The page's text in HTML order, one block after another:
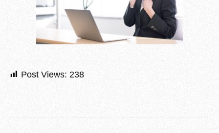
Post Views: 238